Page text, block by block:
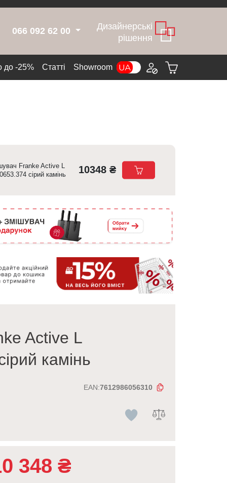
066 092 62 00
Дизайнерські
рішення
до -25% Cтатті Showroom
Franke Active L
сірий камінь
10348 ₴
Active L
камінь
EAN:7612986056310
348 ₴